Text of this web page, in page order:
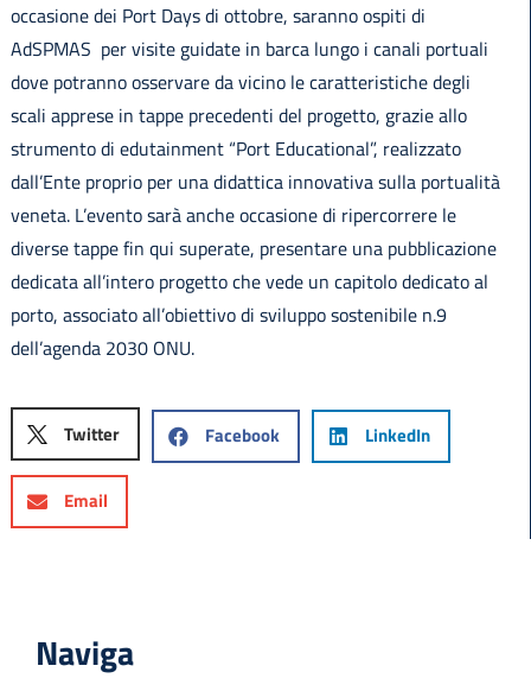
occasione dei Port Days di ottobre, saranno ospiti di
AdSPMAS per visite guidate in barca lungo i canali portuali
dove potranno osservare da vicino le caratteristiche degli
scali apprese in tappe precedenti del progetto, grazie allo
strumento di edutainment “Port Educational”, realizzato
dall’Ente proprio per una didattica innovativa sulla portualità
veneta. L’evento sarà anche occasione di ripercorrere le
diverse tappe fin qui superate, presentare una pubblicazione
dedicata all’intero progetto che vede un capitolo dedicato al
porto, associato all’obiettivo di sviluppo sostenibile n.9
dell’agenda 2030 ONU.
Twitter Facebook LinkedIn
Email
Naviga